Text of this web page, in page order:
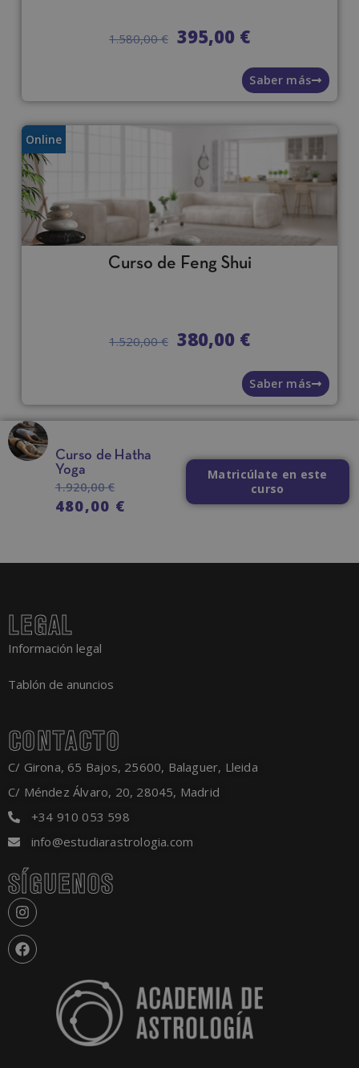
1.580,00€ 395,00 €
Saber más
Online
Curso de Feng Shui
1.520,00€ 380,00 €
Saber más
Curso de Hatha
Yoga
1.920,00€
480,00 €
Matricúlate en este
curso
LEGAL
Información legal
Tablón de anuncios
CONTACTO
C/ Girona, 65 Bajos, 25600, Balaguer, Lleida
C/ Méndez Álvaro, 20, 28045, Madrid
+34 910 053 598
info@estudiarastrologia.com
SÍGUENOS